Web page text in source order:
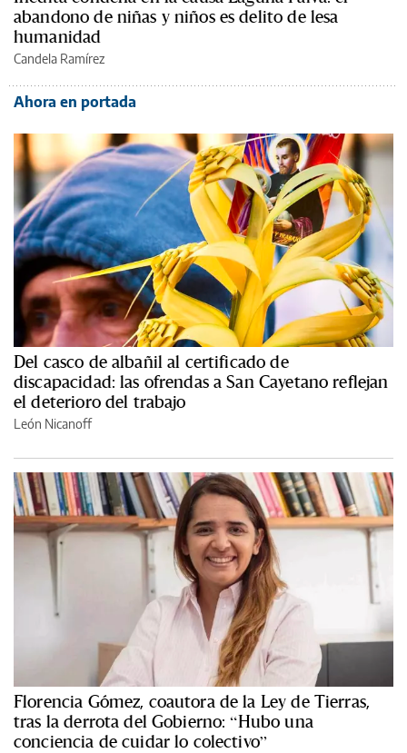
abandono de niñas y niños es delito de lesa
humanidad
Candela Ramírez
Ahora en portada
Del casco de albañil al certificado de
discapacidad: las ofrendas a San Cayetano reflejan
el deterioro del trabajo
León Nicanoff
Florencia Gómez, coautora de la Ley de Tierras,
tras la derrota del Gobierno: “Hubo una
conciencia de cuidar lo colectivo”